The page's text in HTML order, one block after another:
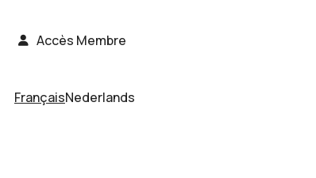
Accès Membre
FrançaisNederlands